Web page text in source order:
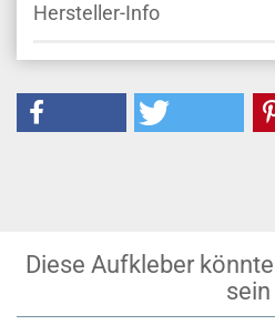
Hersteller-Info
Diese Aufkleber
sein